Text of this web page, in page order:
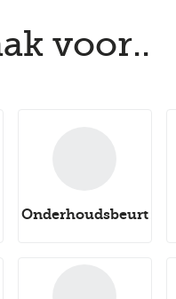
voor..
Onderhoudsbeurt